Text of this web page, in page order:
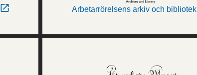
Arbetarrörelsens arkiv och bibliotek